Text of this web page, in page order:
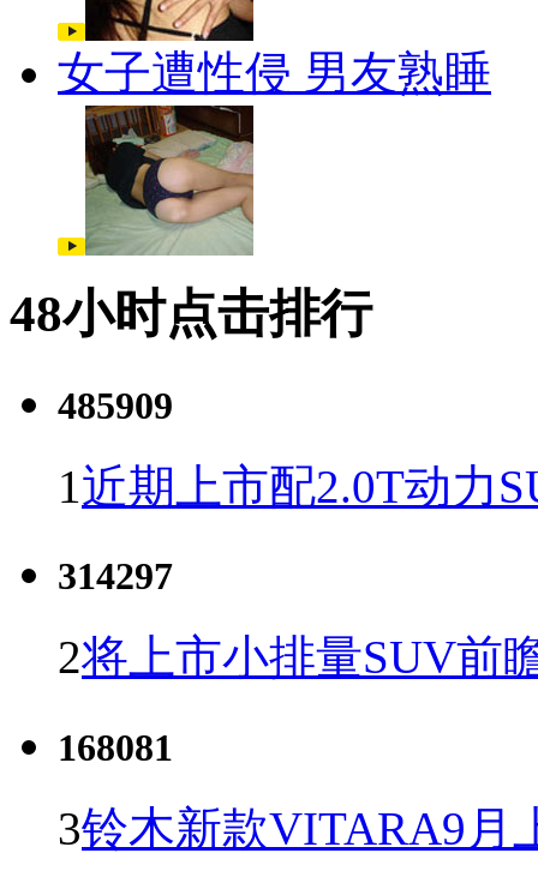
女子遭性侵 男友熟睡
48小时点击排行
485909
1近期上市配2.0T动力
314297
2将上市小排量SUV前
168081
3铃木新款VITARA9月